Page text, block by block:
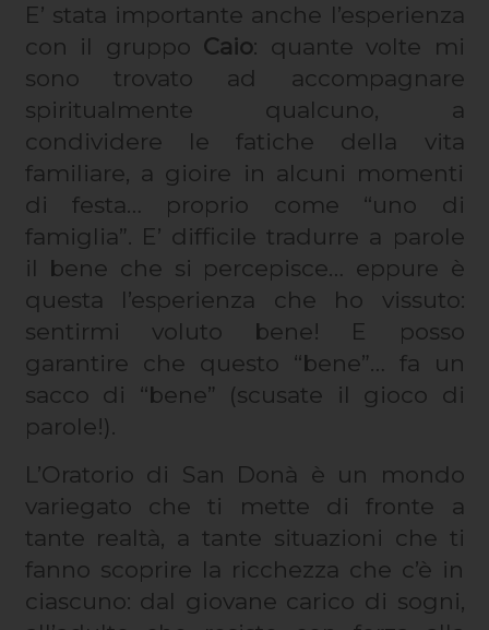
E’ stata importante anche l’esperienza
con il gruppo Caio: quante volte mi
sono trovato ad accompagnare
spiritualmente qualcuno, a
condividere le fatiche della vita
familiare, a gioire in alcuni momenti
di festa… proprio come “uno di
famiglia”. E’ difficile tradurre a parole
il bene che si percepisce… eppure è
questa l’esperienza che ho vissuto:
sentirmi voluto bene! E posso
garantire che questo “bene”… fa un
sacco di “bene” (scusate il gioco di
parole!).
L’Oratorio di San Donà è un mondo
variegato che ti mette di fronte a
tante realtà, a tante situazioni che ti
fanno scoprire la ricchezza che c’è in
ciascuno: dal giovane carico di sogni,